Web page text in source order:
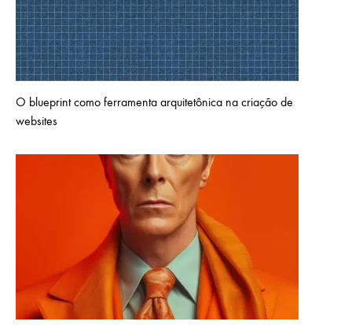
O blueprint como ferramenta arquitetônica na criação de
websites